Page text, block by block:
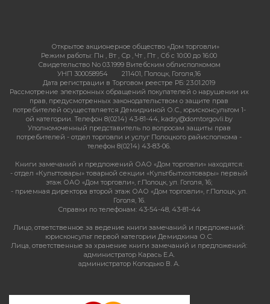
Открытое акционерное общество «Дом торговли»
Режим работы: Пн , Вт , Ср , Чт , Пт , Сб c 10:00 до 16:00
Свидетельство No 03.1999 Витебским облисполкомом
УНП 300058954
211401, Полоцк, Гоголя,16
Дата регистрации в Торговом реестре РБ: 23.01.2019
Рассмотрение электронных обращений покупателей о нарушении их
прав, предусмотренных законодательством о защите прав
потребителей осуществляется Демидкиной О.С., юрисконсультом 1-
ой категории. Телефон 8(0214) 43-81-44, kadry@domtorgovli.by
Уполномоченный представитель по вопросам защиты прав
потребителей - отдел торговли и услуг Полоцкого райисполкома -
телефон 8(0214) 43-83-06.
Книги замечаний и предложений ОАО «Дом торговли» находятся:
- отдел «Культтовары» товарной секции «Культбытхозтовары» первый
этаж ОАО «Дом торговли», г.Полоцк, ул. Гоголя, 16;
- приемная директора второй этаж ОАО «Дом торговли», г.Полоцк, ул.
Гоголя, 16.
Справки по телефонам: 43-54-48, 43-81-44
Лицо, ответственное за ведение книги замечаний и предложений:
юрисконсульт первой категории Демидкина О.С.
Лица, ответственные за хранение книги замечаний и предложений:
администратор Карась Е.А.
администратор Колодько В. А.